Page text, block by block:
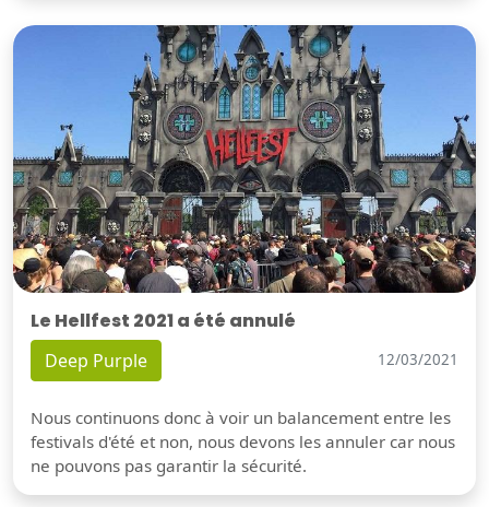
Le Hellfest 2021 a été annulé
Deep Purple 12/03/2021
Nous continuons donc à voir un balancement entre les
festivals d'été et non, nous devons les annuler car nous
ne pouvons pas garantir la sécurité.